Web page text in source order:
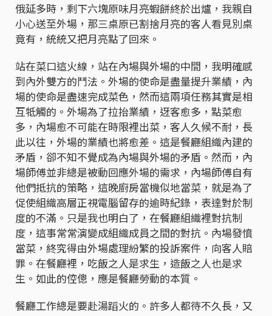
俄延多時，剩下六塊原味月亮蝦餅終於出爐，我親自
小心送至外場，那三桌原已割捨月亮的客人看見別桌
竟有，統統又把月亮點了回來。
站在菜口這火線，站在內場與外場的中間，我明確感
到內外雙方的鬥法。外場的使命是盡量提升業績，內
場的使命是盡速完成菜色，然而這兩項任務其實是相
互牴觸的。外場為了拉抬業績，迓客愈多，點菜愈
多，內場愈不可能在時限裡出菜，客人久候不耐，長
此以往，外場的業績也將愈差。這是餐廳組織內建的
矛盾，卻不知不覺成為內場與外場的矛盾。然而，內
場師傅並非總是被動回應外場的需求，內場師傅自有
他們抵抗的策略，這晚廚房當機似地當菜，就是為了
促使組織高層正視電腦留存的逾時紀錄，表達對於制
度的不滿。只是我也明白了，在餐廳組織裡對抗制
度，這事常常演變成組織成員之間的對抗。內場發憤
當菜，終究得由外場處理紛繁的投訴案件，向客人賠
罪。在餐廳裡，吃飯之人是求生，造飯之人也是求
生。如此的倥傯，應是餐廳勞動的本質。
餐廳工作總是要赴湯蹈火的。許多人都待不久長，又